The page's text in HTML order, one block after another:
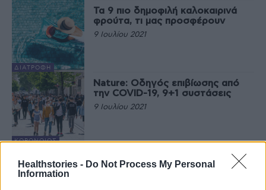
Healthstories - Do Not Process My Personal
Information
ΔΙΑΤΡΟΦΉ
Τα 9 πιο δημοφιλή καλοκαιρινά
φρούτα, τι μας προσφέρουν
9 Ιουλίου 2021
ΚΟΡΟΝΟΙΌΣ
Nature: Οδηγός επιβίωσης από
την COVID-19, 9+1 συστάσεις
9 Ιουλίου 2021
Πόσο αποτελεσματικό είναι το
rapid test